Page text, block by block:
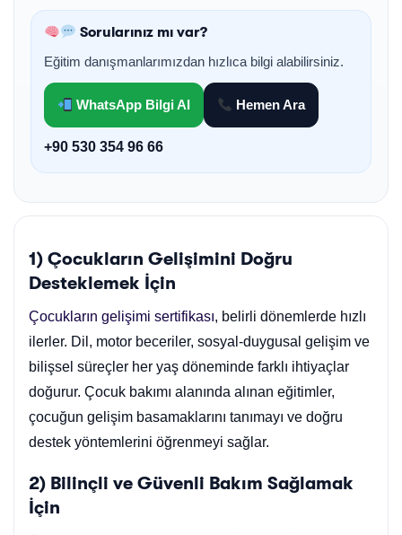
Sorularınız mı var?
Eğitim danışmanlarımızdan hızlıca bilgi alabilirsiniz.
WhatsApp Bilgi Al Hemen Ara
+90 530 354 96 66
1) Çocukların Gelişimini Doğru
Desteklemek İçin
Çocukların gelişimi sertifikası, belirli dönemlerde hızlı
ilerler. Dil, motor beceriler, sosyal-duygusal gelişim ve
bilişsel süreçler her yaş döneminde farklı ihtiyaçlar
doğurur. Çocuk bakımı alanında alınan eğitimler,
çocuğun gelişim basamaklarını tanımayı ve doğru
destek yöntemlerini öğrenmeyi sağlar.
2) Bilinçli ve Güvenli Bakım Sağlamak
İçin